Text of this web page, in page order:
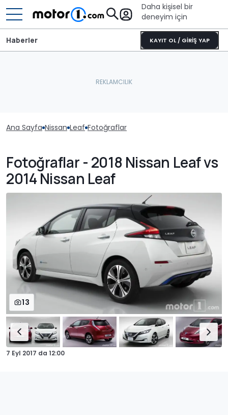
Daha kişisel bir
deneyim için
KAYIT OL / GİRİŞ YAP
Haberler
Ana Sayfa Nissan Leaf Fotoğraflar
Fotoğraflar - 2018 Nissan Leaf vs
2014 Nissan Leaf
13
7 Eyl 2017 da 12:00